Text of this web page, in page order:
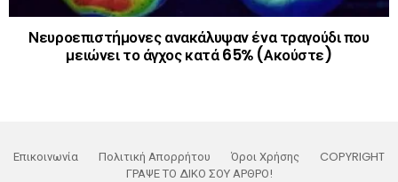
Νευροεπιστήμονες ανακάλυψαν ένα τραγούδι που
μειώνει το άγχος κατά 65% (Ακούστε)
Επικοινωνία Πολιτική Απορρήτου Όροι Χρήσης
COPYRIGHT
ΓΡΑΨΕ ΤΟ ΔΙΚΟ ΣΟΥ ΑΡΘΡΟ!